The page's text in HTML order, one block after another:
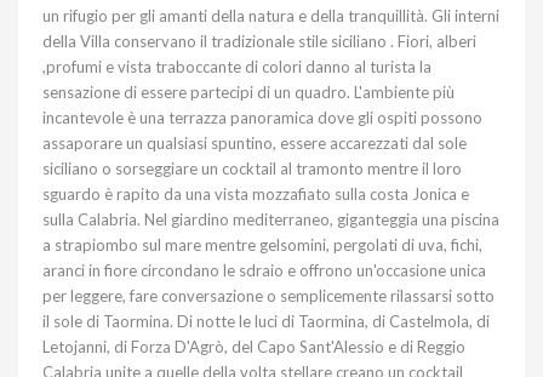
un rifugio per gli amanti della natura e della tranquillità. Gli interni
della Villa conservano il tradizionale stile siciliano . Fiori, alberi
,profumi e vista traboccante di colori danno al turista la
sensazione di essere partecipi di un quadro. L'ambiente più
incantevole è una terrazza panoramica dove gli ospiti possono
assaporare un qualsiasi spuntino, essere accarezzati dal sole
siciliano o sorseggiare un cocktail al tramonto mentre il loro
sguardo è rapito da una vista mozzafiato sulla costa Jonica e
sulla Calabria. Nel giardino mediterraneo, giganteggia una piscina
a strapiombo sul mare mentre gelsomini, pergolati di uva, fichi,
aranci in fiore circondano le sdraio e offrono un'occasione unica
per leggere, fare conversazione o semplicemente rilassarsi sotto
il sole di Taormina. Di notte le luci di Taormina, di Castelmola, di
Letojanni, di Forza D'Agrò, del Capo Sant'Alessio e di Reggio
Calabria unite a quelle della volta stellare creano un cocktail